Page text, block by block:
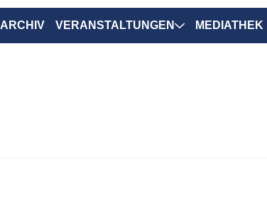
ARCHIV VERANSTALTUNGEN MEDIATHEK